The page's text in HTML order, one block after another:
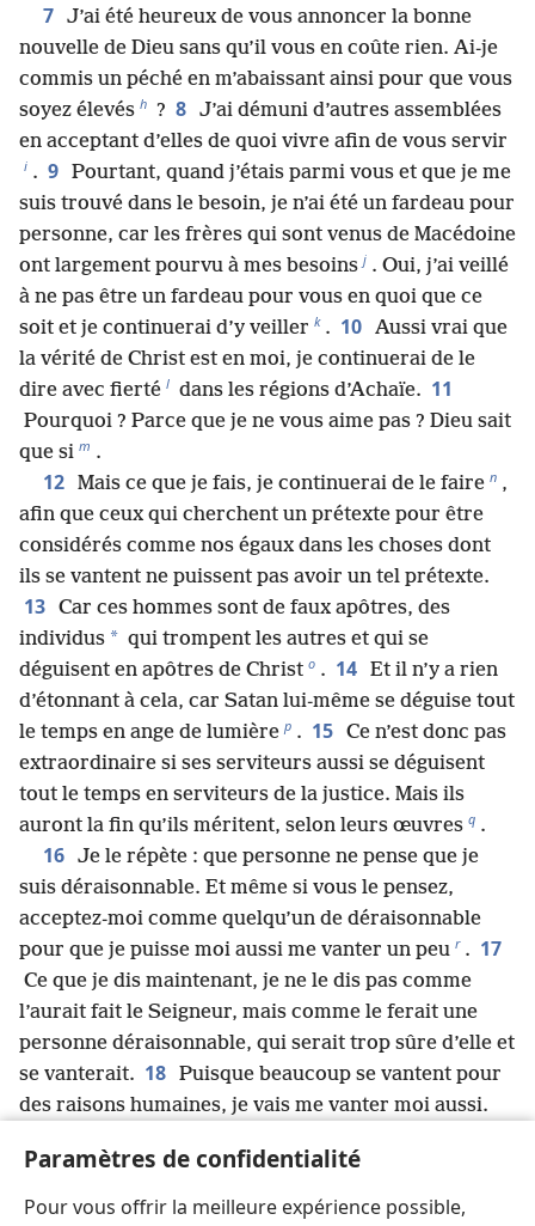
Paramètres de confidentialité
Pour vous offrir la meilleure expérience possible,
7 J’ai été heureux de vous annoncer la bonne
nouvelle de Dieu sans qu’il vous en coûte rien. Ai-​je
commis un péché en m’abaissant ainsi pour que vous
soyez élevés h ? 8 J’ai démuni d’autres assemblées
en acceptant d’elles de quoi vivre afin de vous servir
i . 9 Pourtant, quand j’étais parmi vous et que je me
suis trouvé dans le besoin, je n’ai été un fardeau pour
personne, car les frères qui sont venus de Macédoine
ont largement pourvu à mes besoins j . Oui, j’ai veillé
à ne pas être un fardeau pour vous en quoi que ce
soit et je continuerai d’y veiller k . 10 Aussi vrai que
la vérité de Christ est en moi, je continuerai de le
dire avec fierté l dans les régions d’Achaïe. 11
Pourquoi ? Parce que je ne vous aime pas ? Dieu sait
que si m .
12 Mais ce que je fais, je continuerai de le faire n ,
afin que ceux qui cherchent un prétexte pour être
considérés comme nos égaux dans les choses dont
ils se vantent ne puissent pas avoir un tel prétexte.
13 Car ces hommes sont de faux apôtres, des
individus * qui trompent les autres et qui se
déguisent en apôtres de Christ o . 14 Et il n’y a rien
d’étonnant à cela, car Satan lui-​même se déguise tout
le temps en ange de lumière p . 15 Ce n’est donc pas
extraordinaire si ses serviteurs aussi se déguisent
tout le temps en serviteurs de la justice. Mais ils
auront la fin qu’ils méritent, selon leurs œuvres q .
16 Je le répète : que personne ne pense que je
suis déraisonnable. Et même si vous le pensez,
acceptez-​moi comme quelqu’un de déraisonnable
pour que je puisse moi aussi me vanter un peu r . 17
Ce que je dis maintenant, je ne le dis pas comme
l’aurait fait le Seigneur, mais comme le ferait une
personne déraisonnable, qui serait trop sûre d’elle et
se vanterait. 18 Puisque beaucoup se vantent pour
des raisons humaines, je vais me vanter moi aussi.
supportez volontiers les gens déraisonnables.
Oui, vous supportez quiconque vous réduit en